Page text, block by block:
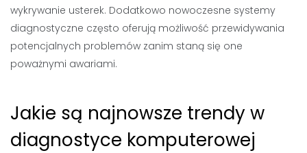
wykrywanie usterek. Dodatkowo nowoczesne systemy
diagnostyczne często oferują możliwość przewidywania
potencjalnych problemów zanim staną się one
poważnymi awariami.
Jakie są najnowsze trendy w
diagnostyce komputerowej